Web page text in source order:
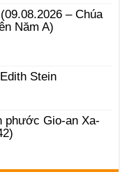
– Chúa
Năm A)
Stein
phước Gio-an Xa-